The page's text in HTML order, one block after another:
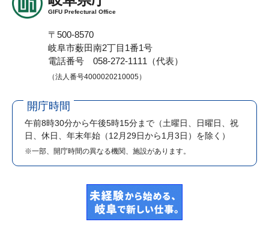
GIFU Prefectural Office
〒500-8570
岐阜市薮田南2丁目1番1号
電話番号 058-272-1111（代表）
（法人番号4000020210005）
開庁時間
午前8時30分から午後5時15分まで （土曜日、日曜日、祝
日、休日、年末年始（12月29日から1月3日）を除く）
※一部、開庁時間の異なる機関、施設があります。